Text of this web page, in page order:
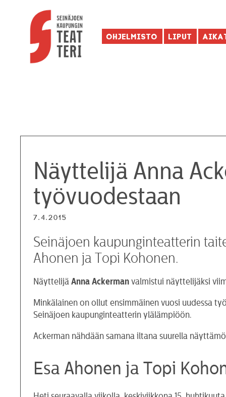
Ohjelmisto Liput
Näyttelijä Anna
työvuodestaan
7.4.2015
Seinäjoen kaupunginteatterin
Ahonen ja Topi Kohonen.
NäyttelijäAnna Ackerman valmistui näyttelijäksi
Minkälainen on ollut ensimmäinen vuosi uudessa
Seinäjoen kaupunginteatterin ylälämpiöön.
Ackerman nähdään samana iltana suurella
Esa Ahonen ja Topi